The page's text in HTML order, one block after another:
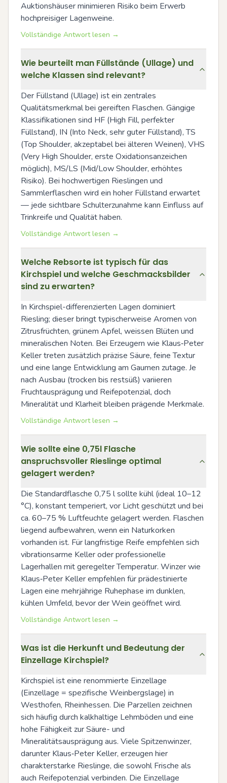
Auktionshäuser minimieren Risiko beim Erwerb
hochpreisiger Lagenweine.
Vollständige Antwort lesen →
Wie beurteilt man Füllstände (Ullage) und
welche Klassen sind relevant?
Der Füllstand (Ullage) ist ein zentrales
Qualitätsmerkmal bei gereiften Flaschen. Gängige
Klassifikationen sind HF (High Fill, perfekter
Füllstand), IN (Into Neck, sehr guter Füllstand), TS
(Top Shoulder, akzeptabel bei älteren Weinen), VHS
(Very High Shoulder, erste Oxidationsanzeichen
möglich), MS/LS (Mid/Low Shoulder, erhöhtes
Risiko). Bei hochwertigen Rieslingen und
Sammlerflaschen wird ein hoher Füllstand erwartet
— jede sichtbare Schulterzunahme kann Einfluss auf
Trinkreife und Qualität haben.
Vollständige Antwort lesen →
Welche Rebsorte ist typisch für das
Kirchspiel und welche Geschmacksbilder
sind zu erwarten?
In Kirchspiel-differenzierten Lagen dominiert
Riesling; dieser bringt typischerweise Aromen von
Zitrusfrüchten, grünem Apfel, weissen Blüten und
mineralischen Noten. Bei Erzeugern wie Klaus‑Peter
Keller treten zusätzlich präzise Säure, feine Textur
und eine lange Entwicklung am Gaumen zutage. Je
nach Ausbau (trocken bis restsüß) variieren
Fruchtausprägung und Reifepotenzial, doch
Mineralität und Klarheit bleiben prägende Merkmale.
Vollständige Antwort lesen →
Wie sollte eine 0,75l Flasche
anspruchsvoller Rieslinge optimal
gelagert werden?
Die Standardflasche 0,75 l sollte kühl (ideal 10–12
°C), konstant temperiert, vor Licht geschützt und bei
ca. 60–75 % Luftfeuchte gelagert werden. Flaschen
liegend aufbewahren, wenn ein Naturkorken
vorhanden ist. Für langfristige Reife empfehlen sich
vibrationsarme Keller oder professionelle
Lagerhallen mit geregelter Temperatur. Winzer wie
Klaus‑Peter Keller empfehlen für prädestinierte
Lagen eine mehrjährige Ruhephase im dunklen,
kühlen Umfeld, bevor der Wein geöffnet wird.
Vollständige Antwort lesen →
Was ist die Herkunft und Bedeutung der
Einzellage Kirchspiel?
Kirchspiel ist eine renommierte Einzellage
(Einzellage = spezifische Weinbergslage) in
Westhofen, Rheinhessen. Die Parzellen zeichnen
sich häufig durch kalkhaltige Lehmböden und eine
hohe Fähigkeit zur Säure- und
Mineralitätsausprägung aus. Viele Spitzenwinzer,
darunter Klaus‑Peter Keller, erzeugen hier
charakterstarke Rieslinge, die sowohl Frische als
auch Reifepotenzial verbinden. Die Einzellage